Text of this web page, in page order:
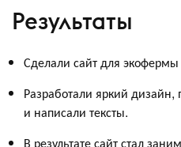
Результаты
Сделали сайт для
Разработали яркий
и написали тексты.
В результате сайт стал